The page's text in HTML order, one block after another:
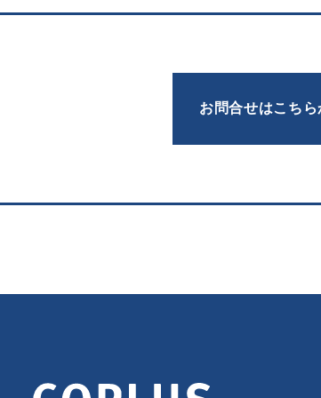
お問合せはこちら